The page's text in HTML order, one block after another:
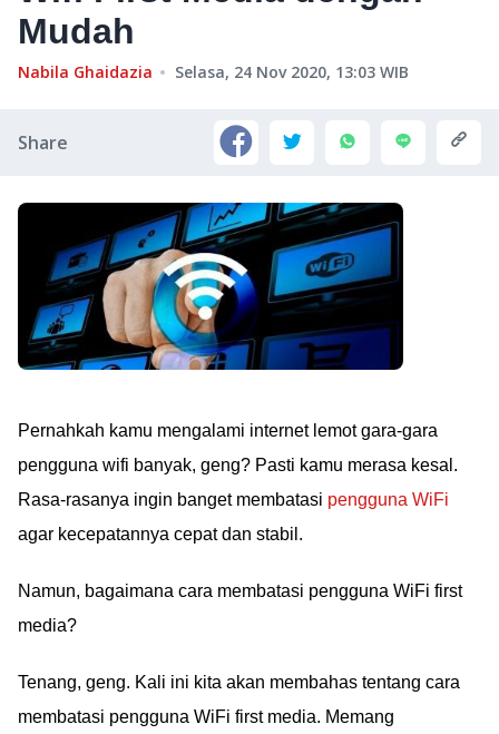
Mudah
Nabila Ghaidazia Selasa, 24 Nov 2020, 13:03 WIB
Share
Pernahkah kamu mengalami internet lemot gara-gara
pengguna wifi banyak, geng? Pasti kamu merasa kesal.
Rasa-rasanya ingin banget membatasi pengguna WiFi
agar kecepatannya cepat dan stabil.
Namun, bagaimana cara membatasi pengguna WiFi first
media?
Tenang, geng. Kali ini kita akan membahas tentang cara
membatasi pengguna WiFi first media. Memang